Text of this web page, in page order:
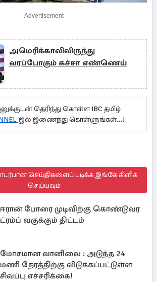
Advertisement
அமெரிக்காவிலிருந்து
வரப்போகும் கச்சா எண்ணெய்
தெரிந்து கொள்ள IBC தமிழ்
இல் இணைந்து கொள்ளுங்கள்...!
செய்திகளைப் படிக்க இங்கே கிளிக்
செய்யவும்
ஈரான் போரை முடிவிற்கு கொண்டுவர
ட்ரம்ப் வகுக்கும் திட்டம்
மோசமான வானிலை : அடுத்த 24
மணி நேரத்திற்கு விடுக்கப்பட்டுள்ள
சிவப்பு எச்சரிக்கை!